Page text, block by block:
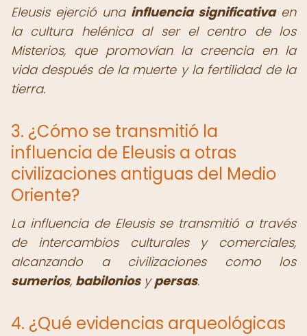
Eleusis ejerció una influencia significativaen
la cultura helénica al ser el centro de los
Misterios, que promovían la creencia en la
vida después de la muerte y la fertilidad de la
tierra.
3. ¿Cómo se transmitió la
influencia de Eleusis a otras
civilizaciones antiguas del Medio
Oriente?
La influencia de Eleusis se transmitió a través
de intercambios culturales y comerciales,
alcanzando a civilizaciones como los
sumerios, babiloniosypersas.
4. ¿Qué evidencias arqueológicas